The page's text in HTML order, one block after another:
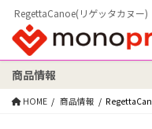
RegettaCanoe(リゲッタカヌー
検索:
商品情報
HOME 商品情報